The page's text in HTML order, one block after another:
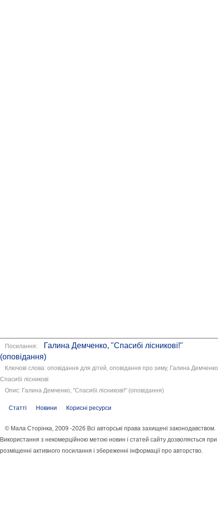
Посилання:
Галина Демченко, "Спасибі лісникові!"
(оповідання)
Ключові слова: оповідання для дітей, оповідання про зиму, Галина
Спасибі лісникові
Опис: Галина Демченко, "Спасибі лісникові!" (оповідання)
Статті Новини Корисні ресурси
© Мала Сторінка, 2009 -2026 Всі авторські права захищені законодавством.
Використання з некомерційною метою новин і статей сайту дозволяється при
розміщенні активного посилання і збереженні інформації про авторство.